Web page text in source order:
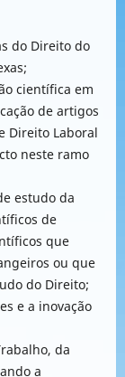
do Direito do
científica em
de artigos
Direito Laboral
neste ramo
estudo da
de
que
ou que
do Direito;
e a inovação
da
a